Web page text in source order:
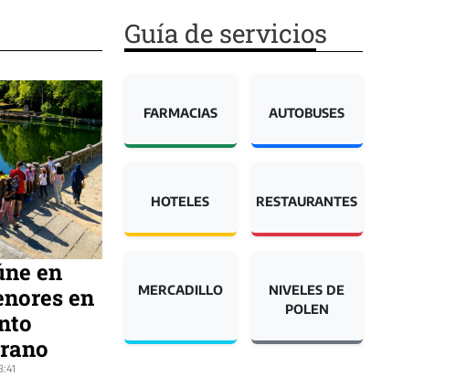
en
en
Guía de servicios
FARMACIAS AUTOBUSES
HOTELES RESTAURANTES
MERCADILLO
NIVELES DE
POLEN